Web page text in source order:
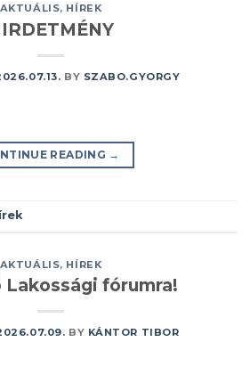
AKTUÁLIS, HÍREK
BY SZABO.GYORGY
READING →
AKTUÁLIS, HÍREK
Lakossági fórumra!
BY KÁNTOR TIBOR